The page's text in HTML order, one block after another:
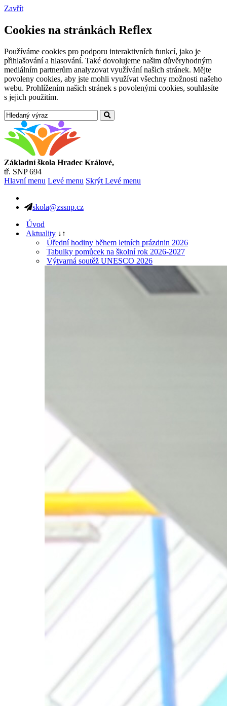
Zavřít
Cookies na stránkách Reflex
Používáme cookies pro podporu interaktivních funkcí, jako je
přihlašování a hlasování. Také dovolujeme našim důvěryhodným
mediálním partnerům analyzovat využívání našich stránek. Mějte
povoleny cookies, aby jste mohli využívat všechny možnosti našeho
webu. Prohlížením našich stránek s povolenými cookies, souhlasíte
s jejich použitím.
Základní škola Hradec Králové,
tř. SNP 694
Hlavní menu Levé menu Skrýt Levé menu
skola@zssnp.cz
Úvod
Aktuality ↓ ↑
Úřední hodiny během letních prázdnin 2026
Tabulky pomůcek na školní rok 2026-2027
Výtvarná soutěž UNESCO 2026